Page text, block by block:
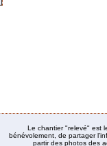
Le chantier "relevé" est
bénévolement, de partager
partir des photos des